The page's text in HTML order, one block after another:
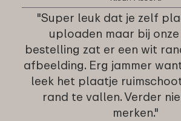
"Super leuk dat je zelf
uploaden maar bij
bestelling zat er een wit
afbeelding. Erg jammer
leek het plaatje
rand te vallen. Verder
merken."